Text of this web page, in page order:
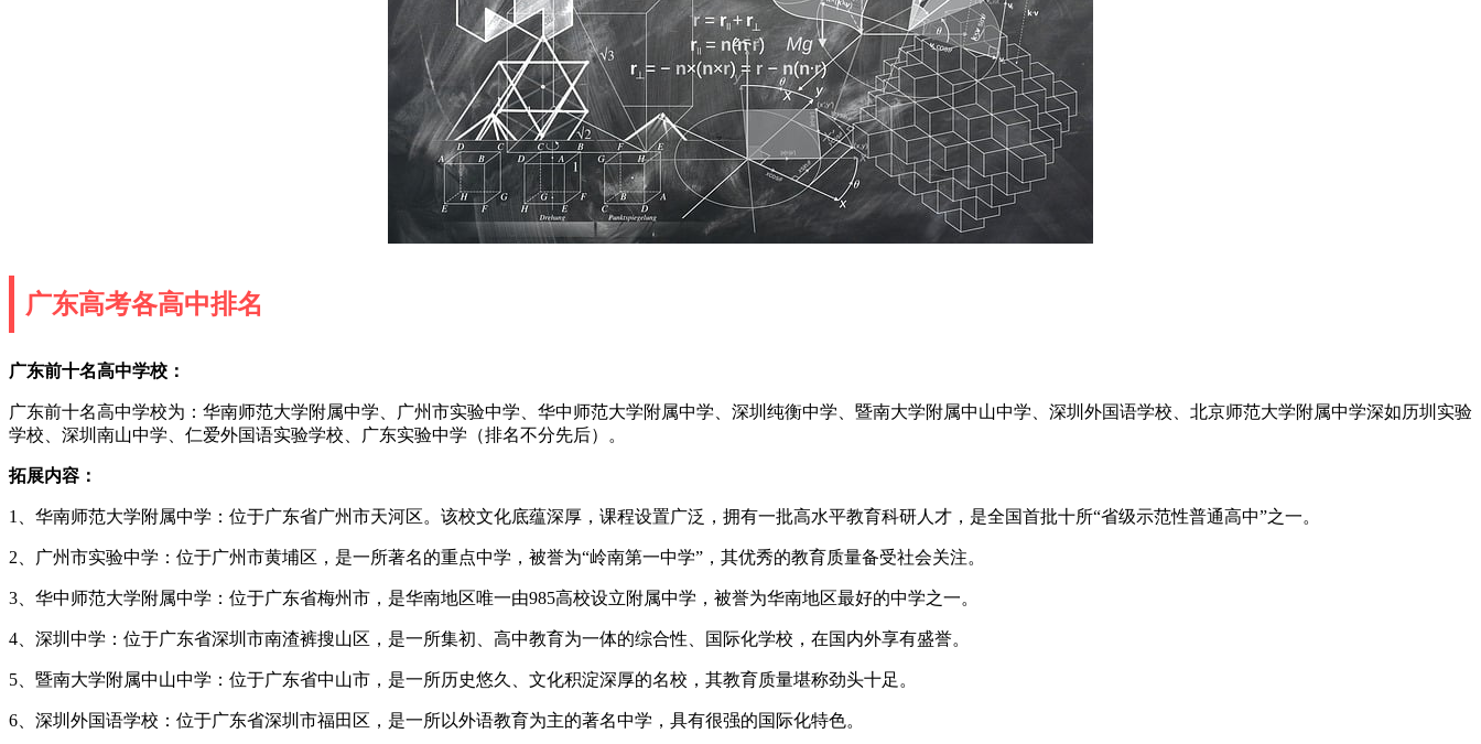
广东高考各高中排名
广东前十名高中学校：
广东前十名高中学校为：华南师范大学附属中学、广州市实验中学、华中师范大学附属中学、深圳纯衡中学、暨南大学附属中山中学、深圳外国语学校、北京师范大学附属中学深如历圳实验
学校、深圳南山中学、仁爱外国语实验学校、广东实验中学（排名不分先后）。
拓展内容：
1、华南师范大学附属中学：位于广东省广州市天河区。该校文化底蕴深厚，课程设置广泛，拥有一批高水平教育科研人才，是全国首批十所“省级示范性普通高中”之一。
2、广州市实验中学：位于广州市黄埔区，是一所著名的重点中学，被誉为“岭南第一中学”，其优秀的教育质量备受社会关注。
3、华中师范大学附属中学：位于广东省梅州市，是华南地区唯一由985高校设立附属中学，被誉为华南地区最好的中学之一。
4、深圳中学：位于广东省深圳市南渣裤搜山区，是一所集初、高中教育为一体的综合性、国际化学校，在国内外享有盛誉。
5、暨南大学附属中山中学：位于广东省中山市，是一所历史悠久、文化积淀深厚的名校，其教育质量堪称劲头十足。
6、深圳外国语学校：位于广东省深圳市福田区，是一所以外语教育为主的著名中学，具有很强的国际化特色。